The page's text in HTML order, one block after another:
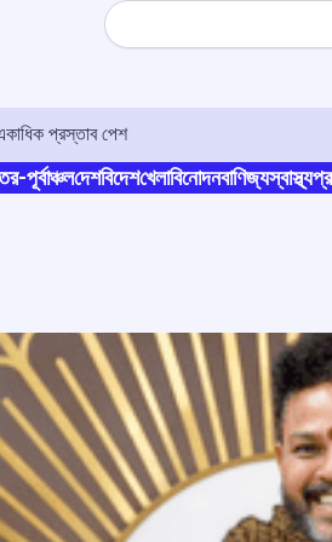
Search
প্রস্তাব পেশ
পূর্বাঞ্চলদেশবিদেশখেলাবিনোদনবাণিজ্যস্বাস্থ্য